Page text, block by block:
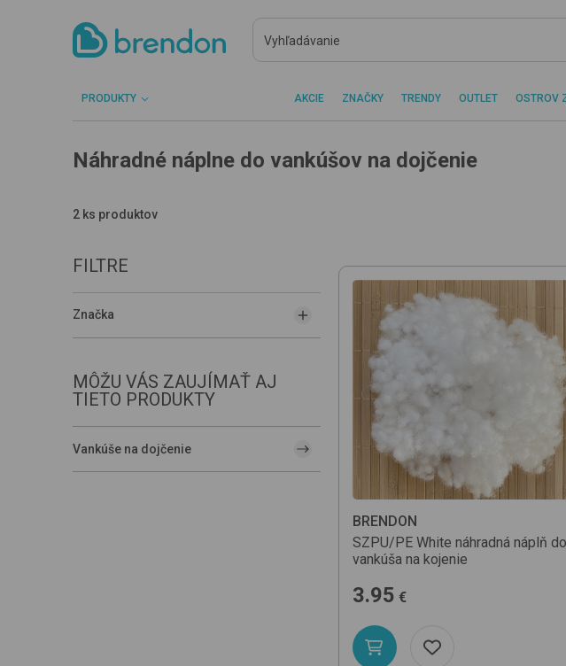
PRODUKTY AKCIE ZNAČKY TRENDY OUTLET OSTROV
Náhradné náplne do vankúšov na dojčenie
2 ks produktov
FILTRE
Značka
MÔŽU VÁS ZAUJÍMAŤ AJ
TIETO PRODUKTY
Vankúše na dojčenie
BRENDON
SZPU/PE White náhradná náplň do
vankúša na kojenie
3.95 €